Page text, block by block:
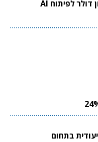
Limitless Labs גייסה 20 מיליון דולר לפיתוח AI
בתחום